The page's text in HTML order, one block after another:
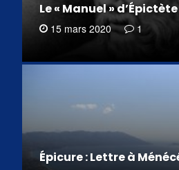
Le « Manuel »
15 mars 2020 1
Épicure : Lettre à